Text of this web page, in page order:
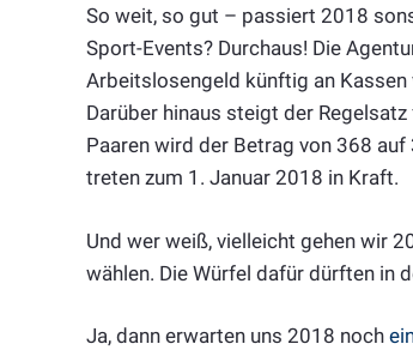
So weit, so gut – passiert 2018
Sport-Events? Durchaus! Die
Arbeitslosengeld künftig an Kassen
Darüber hinaus steigt der
Paaren wird der Betrag von 368
treten zum 1. Januar 2018 in Kraft.
Und wer weiß, vielleicht gehen wir
wählen. Die Würfel dafür dürften in
Ja, dann erwarten uns 2018 noch